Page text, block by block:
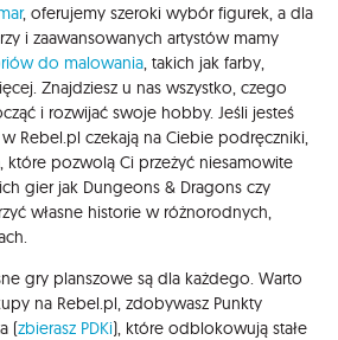
, oferujemy szeroki wybór figurek, a dla
i zaawansowanych artystów mamy
do malowania , takich jak farby,
Znajdziesz u nas wszystko, czego
i rozwijać swoje hobby. Jeśli jesteś
, w Rebel.pl czekają na Ciebie podręczniki,
które pozwolą Ci przeżyć niesamowite
gier jak Dungeons & Dragons czy
własne historie w różnorodnych,
gry planszowe są dla każdego. Warto
na Rebel.pl, zdobywasz Punkty
(zbierasz PDKi), które odblokowują stałe